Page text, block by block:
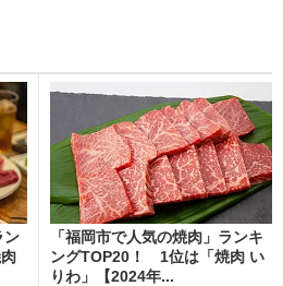
ン
「福岡市で人気の焼肉」ランキ
ングTOP20！ 1位は「焼肉 い
りわ」【2024年...